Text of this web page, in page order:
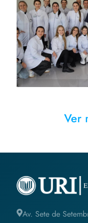
visita
Ver
Av. Sete de